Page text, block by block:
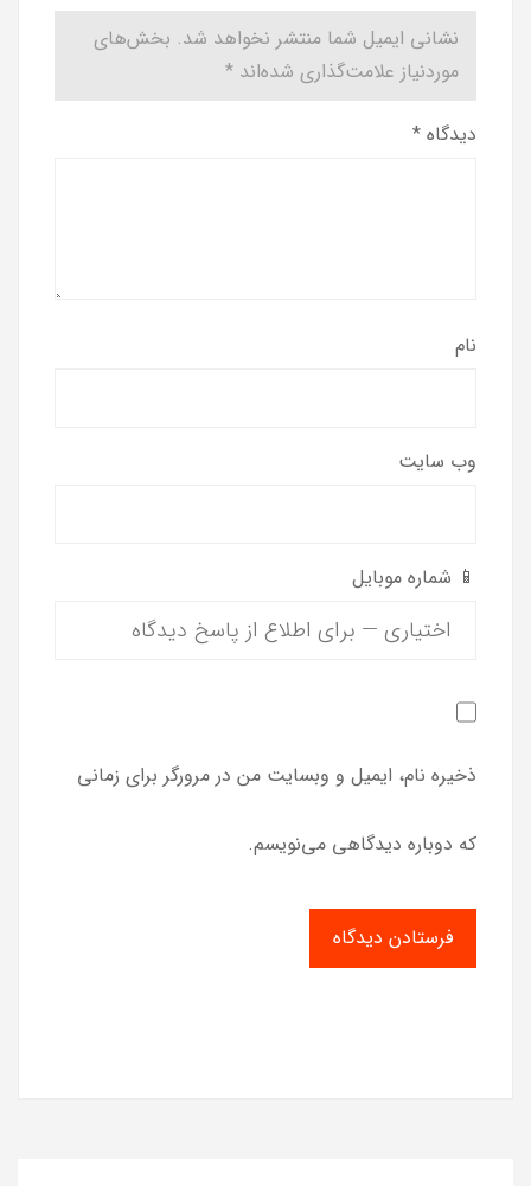
نشانی ایمیل شما منتشر نخواهد شد. بخش‌های
موردنیاز علامت‌گذاری شده‌اند *
دیدگاه *
نام
وب‌ سایت
📱 شماره موبایل
ذخیره نام، ایمیل و وبسایت من در مرورگر برای زمانی
که دوباره دیدگاهی می‌نویسم.